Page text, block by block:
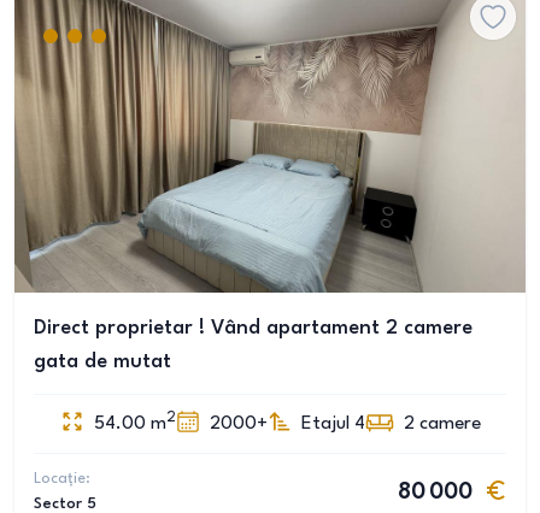
Direct proprietar ! Vând apartament 2 camere
gata de mutat
54.00 m2 2000+ Etajul 4 2 camere
Locație:
Sector 5
80 000